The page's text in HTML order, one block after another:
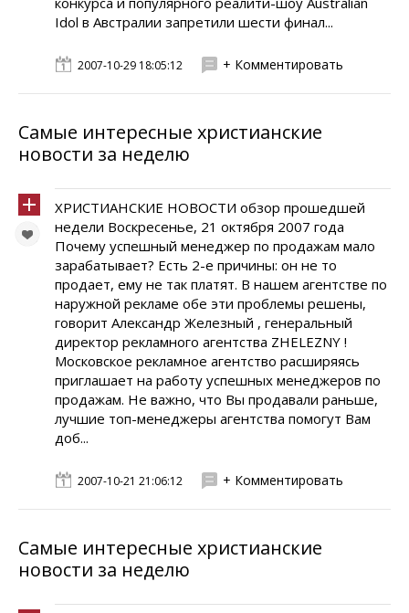
Idol в Австралии запретили шести финал...
2007-10-29 18:05:12 + Комментировать
Самые интересные христианские
новости за неделю
ХРИСТИАНСКИЕ НОВОСТИ обзор прошедшей
недели Воскресенье, 21 октября 2007 года
Почему успешный менеджер по продажам мало
зарабатывает? Есть 2-е причины: он не то
продает, ему не так платят. В нашем агентстве по
наружной рекламе обе эти проблемы решены,
говорит Александр Железный , генеральный
директор рекламного агентства ZHELEZNY !
Московское рекламное агентство расширяясь
приглашает на работу успешных менеджеров по
продажам. Не важно, что Вы продавали раньше,
лучшие топ-менеджеры агентства помогут Вам
доб...
2007-10-21 21:06:12 + Комментировать
Самые интересные христианские
новости за неделю